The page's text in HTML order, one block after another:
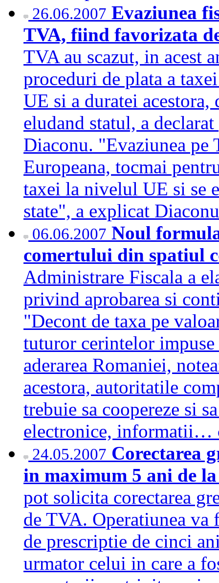
26.06.2007 Evaziunea
TVA, fiind favorizata
TVA au scazut, in acest
proceduri de plata a
UE si a duratei
eludand statul, a
Diaconu. "Evaziunea pe
Europeana, tocmai
taxei la nivelul UE si se
state", a explicat
06.06.2007 Noul
comertului din spatiul
Administrare Fiscala a
privind aprobarea si
"Decont de taxa pe
tuturor cerintelor impuse
aderarea Romaniei,
acestora, autoritatile
trebuie sa coopereze si
electronice, informatii…
24.05.2007 Corectarea
in maximum 5 ani de
pot solicita corectarea
de TVA. Operatiunea
de prescriptie de cinci
urmator celui in care a